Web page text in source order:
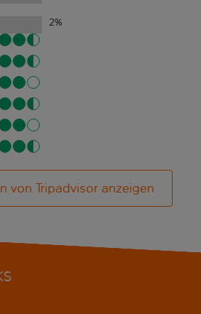
2%
von Tripadvisor anzeigen